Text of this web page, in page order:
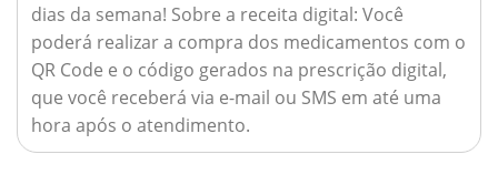
dias da semana! Sobre a receita digital: Você
poderá realizar a compra dos medicamentos com o
QR Code e o código gerados na prescrição digital,
que você receberá via e-mail ou SMS em até uma
hora após o atendimento.